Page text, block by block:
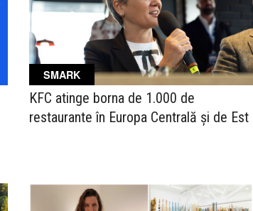
SMARK
KFC atinge borna de 1.000 de
restaurante în Europa Centrală și de Est